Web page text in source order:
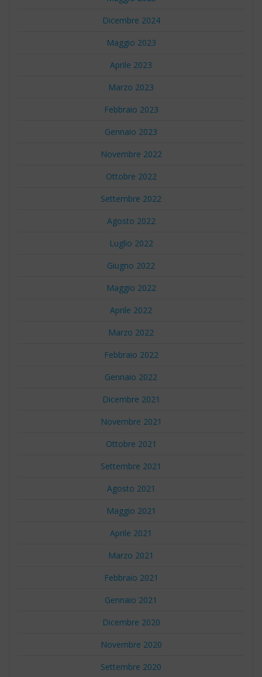
Dicembre 2024
Maggio 2023
Aprile 2023
Marzo 2023
Febbraio 2023
Gennaio 2023
Novembre 2022
Ottobre 2022
Settembre 2022
Agosto 2022
Luglio 2022
Giugno 2022
Maggio 2022
Aprile 2022
Marzo 2022
Febbraio 2022
Gennaio 2022
Dicembre 2021
Novembre 2021
Ottobre 2021
Settembre 2021
Agosto 2021
Maggio 2021
Aprile 2021
Marzo 2021
Febbraio 2021
Gennaio 2021
Dicembre 2020
Novembre 2020
Settembre 2020